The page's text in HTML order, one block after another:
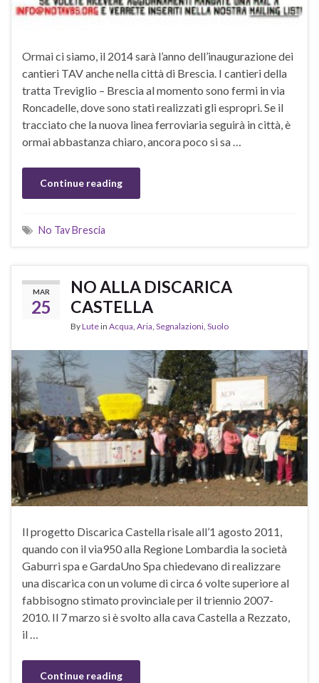
Ormai ci siamo, il 2014 sarà l’anno dell’inaugurazione dei
cantieri TAV anche nella città di Brescia. I cantieri della
tratta Treviglio – Brescia al momento sono fermi in via
Roncadelle, dove sono stati realizzati gli espropri. Se il
tracciato che la nuova linea ferroviaria seguirà in città, è
ormai abbastanza chiaro, ancora poco si sa …
Continue reading
No Tav Brescia
MAR
25
NO ALLA DISCARICA
CASTELLA
ByLutein Acqua, Aria, Segnalazioni, Suolo
Il progetto Discarica Castella risale all’1 agosto 2011,
quando con il via950 alla Regione Lombardia la società
Gaburri spa e GardaUno Spa chiedevano di realizzare
una discarica con un volume di circa 6 volte superiore al
fabbisogno stimato provinciale per il triennio 2007-
2010. Il 7 marzo si è svolto alla cava Castella a Rezzato,
il …
Continue reading